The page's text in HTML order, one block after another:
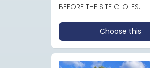
BEFORE THE SITE CLOLES.
Choose this